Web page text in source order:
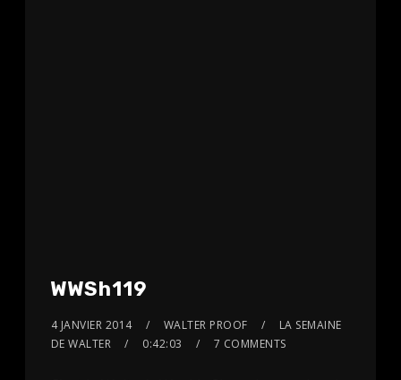
WWSh119
4 JANVIER 2014 WALTER PROOF
LA SEMAINE
DE WALTER
0:42:03 7 COMMENTS